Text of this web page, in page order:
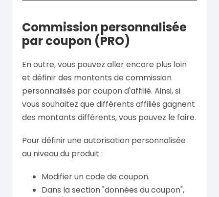
Commission personnalisée
par coupon (PRO)
En outre, vous pouvez aller encore plus loin
et définir des montants de commission
personnalisés par coupon d'affilié. Ainsi, si
vous souhaitez que différents affiliés gagnent
des montants différents, vous pouvez le faire.
Pour définir une autorisation personnalisée
au niveau du produit :
Modifier un code de coupon.
Dans la section "données du coupon",